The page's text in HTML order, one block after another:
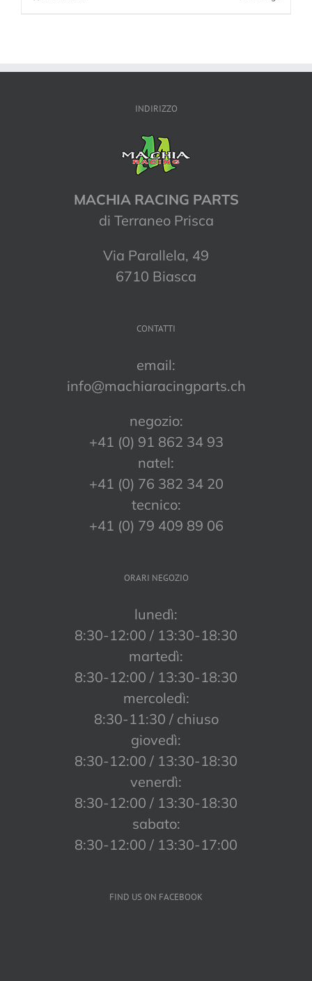
INDIRIZZO
MACHIA RACING PARTS
di Terraneo Prisca
Via Parallela, 49
6710 Biasca
CONTATTI
email:
info@machiaracingparts.ch
negozio:
+41 (0) 91 862 34 93
natel:
+41 (0) 76 382 34 20
tecnico:
+41 (0) 79 409 89 06
ORARI NEGOZIO
lunedì:
8:30-12:00 / 13:30-18:30
martedì:
8:30-12:00 / 13:30-18:30
mercoledì:
8:30-11:30 / chiuso
giovedì:
8:30-12:00 / 13:30-18:30
venerdì:
8:30-12:00 / 13:30-18:30
sabato:
8:30-12:00 / 13:30-17:00
FIND US ON FACEBOOK